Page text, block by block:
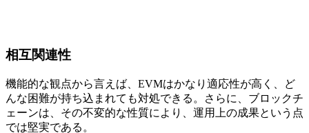
相互関連性
機能的な観点から言えば、EVMはかなり適応性が高く、ど
んな困難が持ち込まれても対処できる。さらに、ブロックチ
ェーンは、その不変的な性質により、運用上の成果という点
では堅実である。